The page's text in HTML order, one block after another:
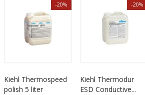
-20%
Kiehl Thermospeed
polish 5 liter
-20%
Kiehl Thermodur
ESD Conductive